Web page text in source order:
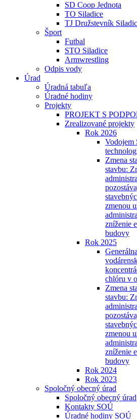
SD Coop Jednota
TO Siladice
TJ Družstevník
Šport
Futbal
STO Siladice
Armwrestling
Odpis vody
Úrad
Úradná tabuľa
Úradné hodiny
Projekty
PROJEKT S
Zrealizované projekty
Rok 2026
Vodojem
Zmena
stavbu:
zmenou
zníženie
budovy
Rok 2025
chlóru v
Zmena
stavbu:
zmenou
zníženie
budovy
Rok 2024
Rok 2023
Spoločný obecný úrad
Spoločný obecný úrad
Kontakty SOÚ
Úradné hodiny SOÚ